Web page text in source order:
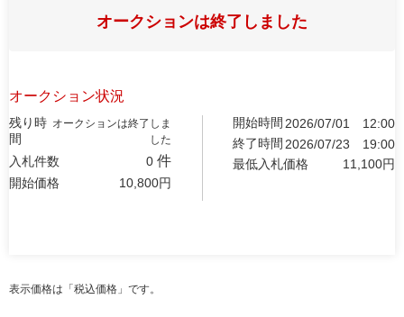
オークションは終了しました
オークション状況
残り時
間
オークションは終了しま
した
入札件数 0 件
開始価格 10,800円
開始時間 2026/07/01
12:00
終了時間 2026/07/23
19:00
最低入札価格
11,100円
表示価格は「税込価格」です。